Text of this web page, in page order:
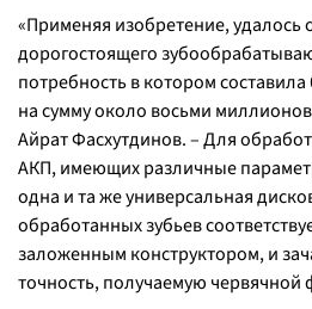
«Применяя изобретение, удалось
дорогостоящего
потребность в котором
на сумму около восьми
Айрат Фасхутдинов. –Для
АКП, имеющих различные
одна и та же универсальная
обработанных зубьев
заложенным конструктором, и
точность, получаемую червячной